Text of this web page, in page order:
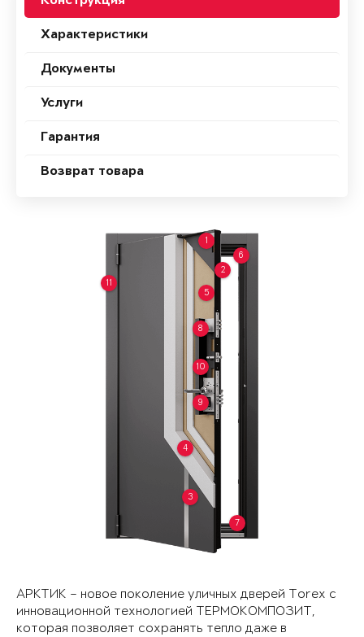
Характеристики
Документы
Услуги
Гарантия
Возврат товара
1
2
3
4
5
6
7
8
9
10
11
АРКТИК – новое поколение уличных дверей Torex с
инновационной технологией ТЕРМОКОМПОЗИТ,
которая позволяет сохранять тепло даже в